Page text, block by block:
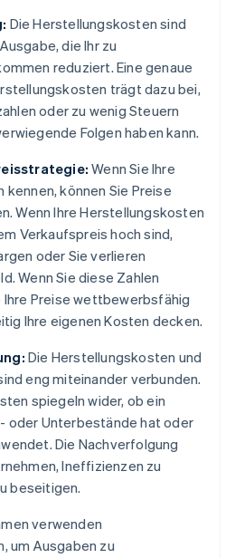
Die Herstellungskosten sind
die Ihr zu
reduziert. Eine genaue
trägt dazu bei,
oder zu wenig Steuern
Folgen haben kann.
Wenn Sie Ihre
können Sie Preise
Wenn Ihre Herstellungskosten
Verkaufspreis hoch sind,
oder Sie verlieren
Wenn Sie diese Zahlen
Ihre Preise wettbewerbsfähig
Ihre eigenen Kosten decken.
Die Herstellungskosten und
eng miteinander verbunden.
spiegeln wider, ob ein
oder Unterbestände hat oder
Die Nachverfolgung
Ineffizienzen zu
beseitigen.
verwenden
um Ausgaben zu